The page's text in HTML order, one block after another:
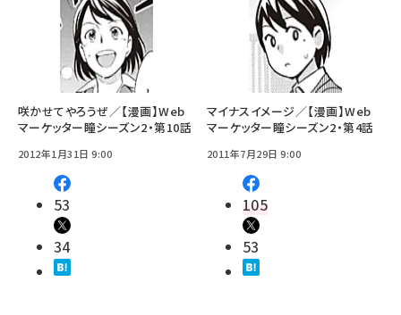
咲かせてやろうぜ／【漫画】Web
マーケッター瞳シーズン2・第10話
2012年1月31日 9:00
53
34
マイナスイメージ／【漫画】Web
マーケッター瞳シーズン2・第4話
2011年7月29日 9:00
105
53